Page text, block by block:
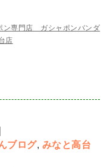
ン専門店 ガシャポンバンダ
店
ブログ, みなと高台